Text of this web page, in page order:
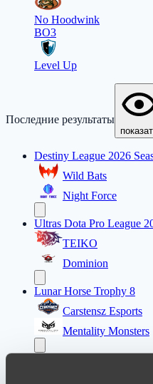
No Hoodwink
BO3
Level Up
Последние результаты
Destiny League 2026
Wild Bats
Night Force
Ultras Dota Pro League
TEIKO
Dominion
Lunar Horse Trophy 8
Carstensz Esports
Mentality Monsters